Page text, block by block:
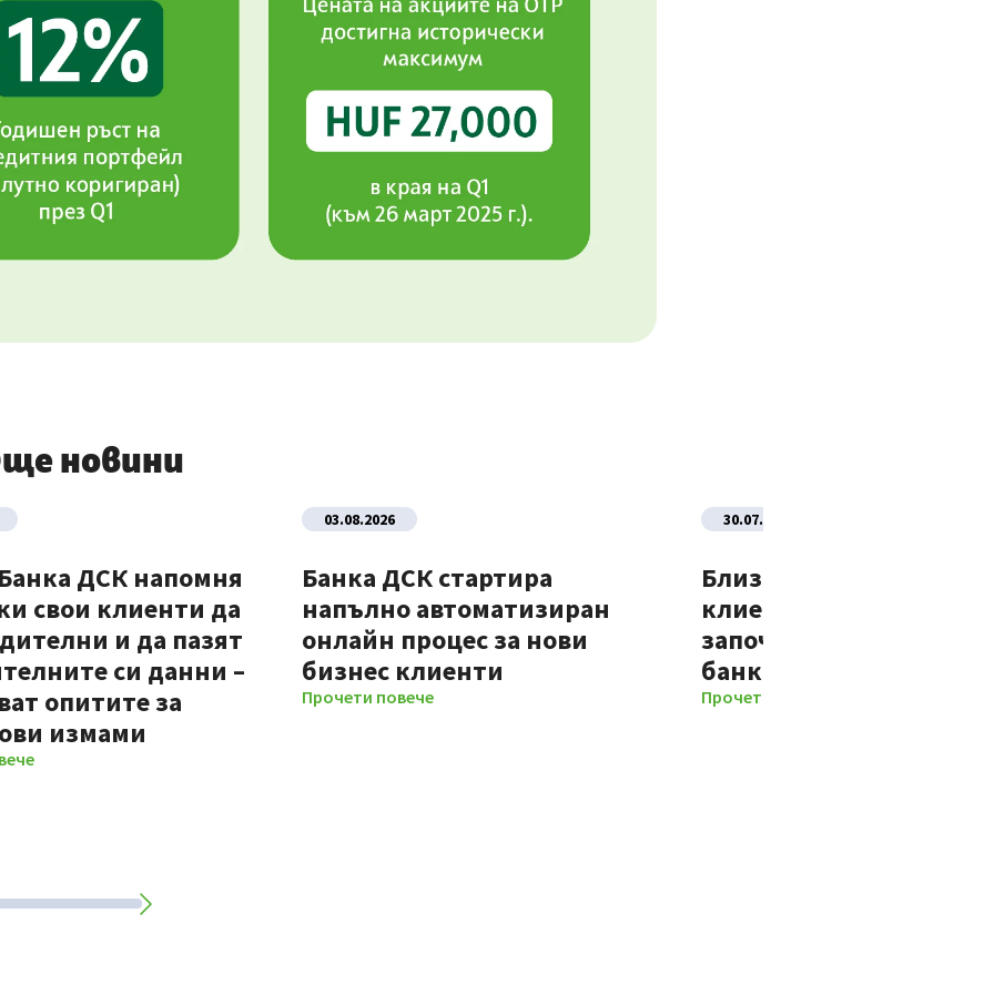
новини
ДСК напомня
свои клиенти да
и да пазят
си данни –
опитите за
измами
03.08.2026
Банка ДСК стартира
напълно автоматизиран
онлайн процес за нови
бизнес клиенти
Прочети повече
30.07.2026
Близо 70% от новите
клиенти на Банка ДСК
започват отношенията
банката изцяло
Прочети повече